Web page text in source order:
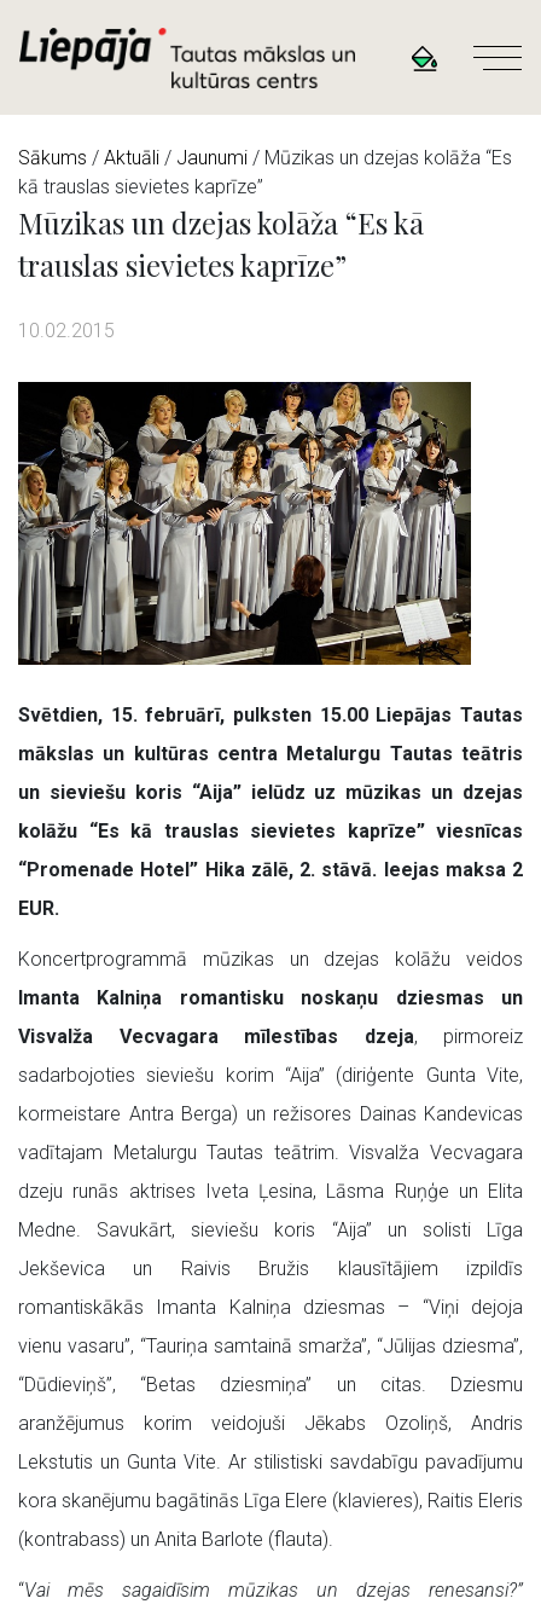
Sākums / Aktuāli / Jaunumi / Mūzikas un dzejas kolāža “Es
kā trauslas sievietes kaprīze”
Mūzikas un dzejas kolāža “Es kā
trauslas sievietes kaprīze”
10.02.2015
Svētdien, 15. februārī, pulksten 15.00 Liepājas Tautas
mākslas un kultūras centra Metalurgu Tautas teātris
un sieviešu koris “Aija” ielūdz uz mūzikas un dzejas
kolāžu “Es kā trauslas sievietes kaprīze” viesnīcas
“Promenade Hotel” Hika zālē, 2. stāvā. Ieejas maksa 2
EUR.
Koncertprogrammā mūzikas un dzejas kolāžu veidos
Imanta Kalniņa romantisku noskaņu dziesmas un
Visvalža Vecvagara mīlestības dzeja, pirmoreiz
sadarbojoties sieviešu korim “Aija” (diriģente Gunta Vite,
kormeistare Antra Berga) un režisores Dainas Kandevicas
vadītajam Metalurgu Tautas teātrim. Visvalža Vecvagara
dzeju runās aktrises Iveta Ļesina, Lāsma Ruņģe un Elita
Medne. Savukārt, sieviešu koris “Aija” un solisti Līga
Jekševica un Raivis Bružis klausītājiem izpildīs
romantiskākās Imanta Kalniņa dziesmas – “Viņi dejoja
vienu vasaru”, “Tauriņa samtainā smarža”, “Jūlijas dziesma”,
“Dūdieviņš”, “Betas dziesmiņa” un citas. Dziesmu
aranžējumus korim veidojuši Jēkabs Ozoliņš, Andris
Lekstutis un Gunta Vite. Ar stilistiski savdabīgu pavadījumu
kora skanējumu bagātinās Līga Elere (klavieres), Raitis Eleris
(kontrabass) un Anita Barlote (flauta).
“Vai mēs sagaidīsim mūzikas un dzejas renesansi?”